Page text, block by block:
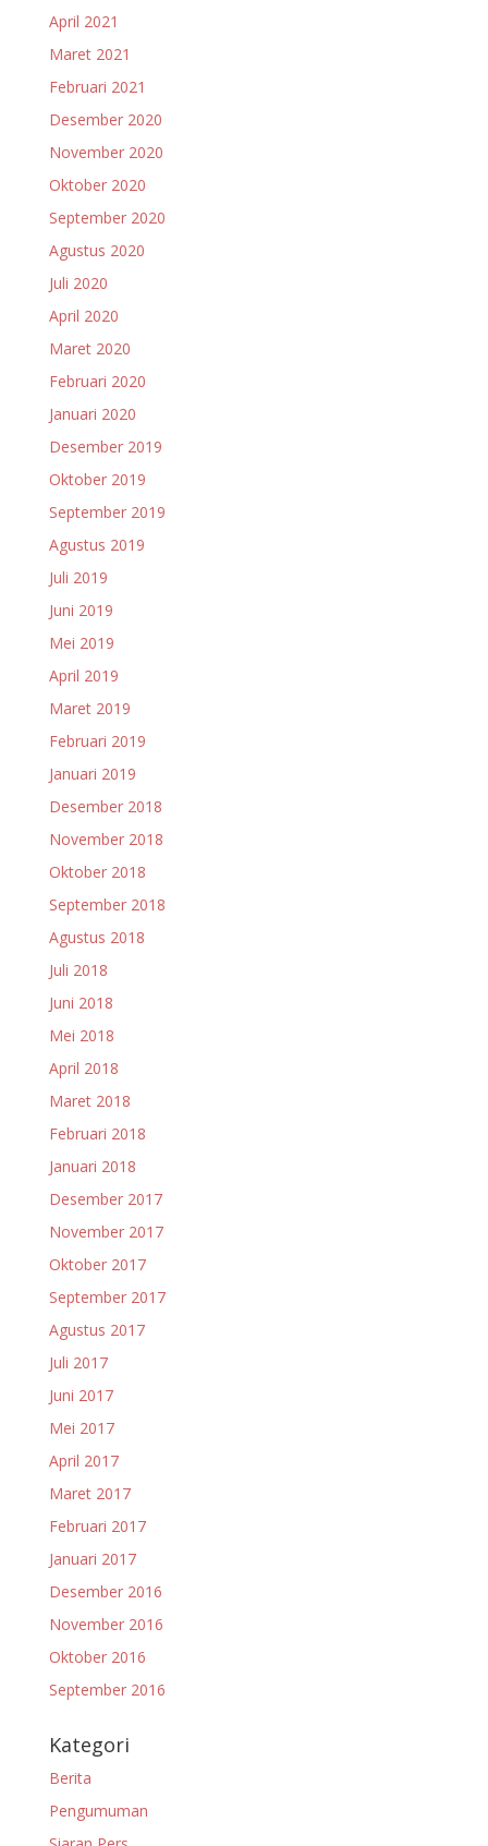
April 2021
Maret 2021
Februari 2021
Desember 2020
November 2020
Oktober 2020
September 2020
Agustus 2020
Juli 2020
April 2020
Maret 2020
Februari 2020
Januari 2020
Desember 2019
Oktober 2019
September 2019
Agustus 2019
Juli 2019
Juni 2019
Mei 2019
April 2019
Maret 2019
Februari 2019
Januari 2019
Desember 2018
November 2018
Oktober 2018
September 2018
Agustus 2018
Juli 2018
Juni 2018
Mei 2018
April 2018
Maret 2018
Februari 2018
Januari 2018
Desember 2017
November 2017
Oktober 2017
September 2017
Agustus 2017
Juli 2017
Juni 2017
Mei 2017
April 2017
Maret 2017
Februari 2017
Januari 2017
Desember 2016
November 2016
Oktober 2016
September 2016
Kategori
Berita
Pengumuman